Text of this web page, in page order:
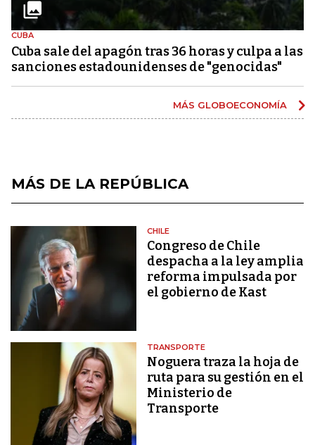
CUBA
Cuba sale del apagón tras 36 horas y culpa a las
sanciones estadounidenses de "genocidas"
MÁS GLOBOECONOMÍA
MÁS DE LA REPÚBLICA
CHILE
Congreso de Chile
despacha a la ley amplia
reforma impulsada por
el gobierno de Kast
TRANSPORTE
Noguera traza la hoja de
ruta para su gestión en el
Ministerio de
Transporte